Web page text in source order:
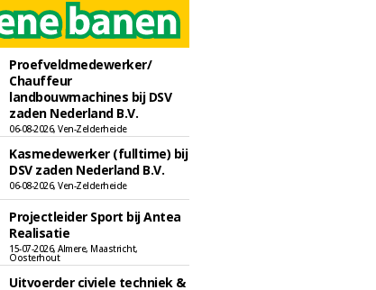
Proefveldmedewerker/
Chauffeur
landbouwmachines bij DSV
zaden Nederland B.V.
06-08-2026, Ven-Zelderheide
Kasmedewerker (fulltime) bij
DSV zaden Nederland B.V.
06-08-2026, Ven-Zelderheide
Projectleider Sport bij Antea
Realisatie
15-07-2026, Almere, Maastricht,
Oosterhout
Uitvoerder civiele techniek &